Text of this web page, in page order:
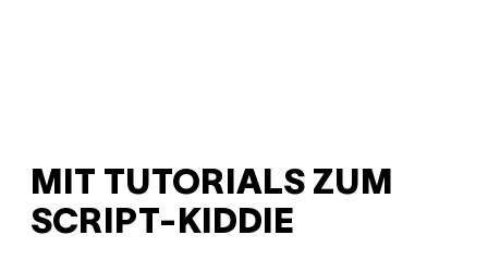
MIT TUTORIALS ZUM
SCRIPT-KIDDIE